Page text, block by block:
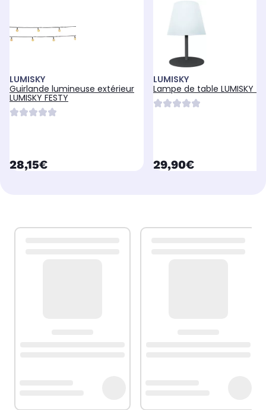
LUMISKY
Guirlande lumineuse extérieur
LUMISKY FESTY
currentPrice
28,15€
LUMISKY
Lampe de table LUMISKY
currentPrice
29,90€